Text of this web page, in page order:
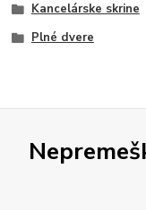
Kancelárske skrine
Plné dvere